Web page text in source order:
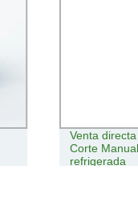
Venta
Corte
refrigerada